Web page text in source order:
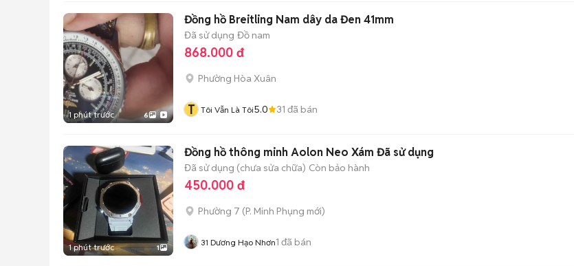
1 phút trước 6
Đồng hồ Breitling Nam dây da Đen 41mm
Đã sử dụng Đồ nam
868.000 đ
Phường Hòa Xuân
T Tôi Vẫn Là Tôi5.0 31 đã bán
1 phút trước 1
Đồng hồ thông minh Aolon Neo Xám Đã sử dụng
Đã sử dụng (chưa sửa chữa) Còn bảo hành
450.000 đ
Phường 7 (P. Minh Phụng mới)
31 Dương Hạo Nhơn1 đã bán